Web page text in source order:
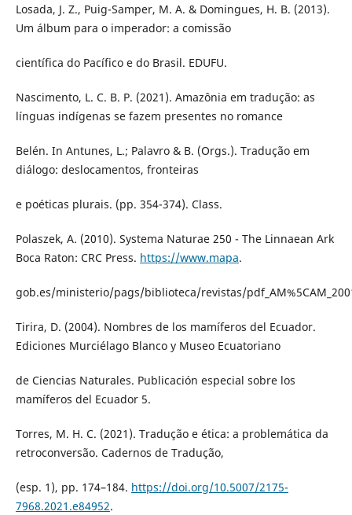
Losada, J. Z., Puig-Samper, M. A. & Domingues, H. B. (2013).
Um álbum para o imperador: a comissão
científica do Pacífico e do Brasil. EDUFU.
Nascimento, L. C. B. P. (2021). Amazônia em tradução: as
línguas indígenas se fazem presentes no romance
Belén. In Antunes, L.; Palavro & B. (Orgs.). Tradução em
diálogo: deslocamentos, fronteiras
e poéticas plurais. (pp. 354-374). Class.
Polaszek, A. (2010). Systema Naturae 250 - The Linnaean Ark
Boca Raton: CRC Press. https://www.mapa.
gob.es/ministerio/pags/biblioteca/revistas/
Tirira, D. (2004). Nombres de los mamíferos del Ecuador.
Ediciones Murciélago Blanco y Museo Ecuatoriano
de Ciencias Naturales. Publicación especial sobre los
mamíferos del Ecuador 5.
Torres, M. H. C. (2021). Tradução e ética: a problemática da
retroconversão. Cadernos de Tradução,
(esp. 1), pp. 174–184. https://doi.org/10.5007/2175-
7968.2021.e84952.